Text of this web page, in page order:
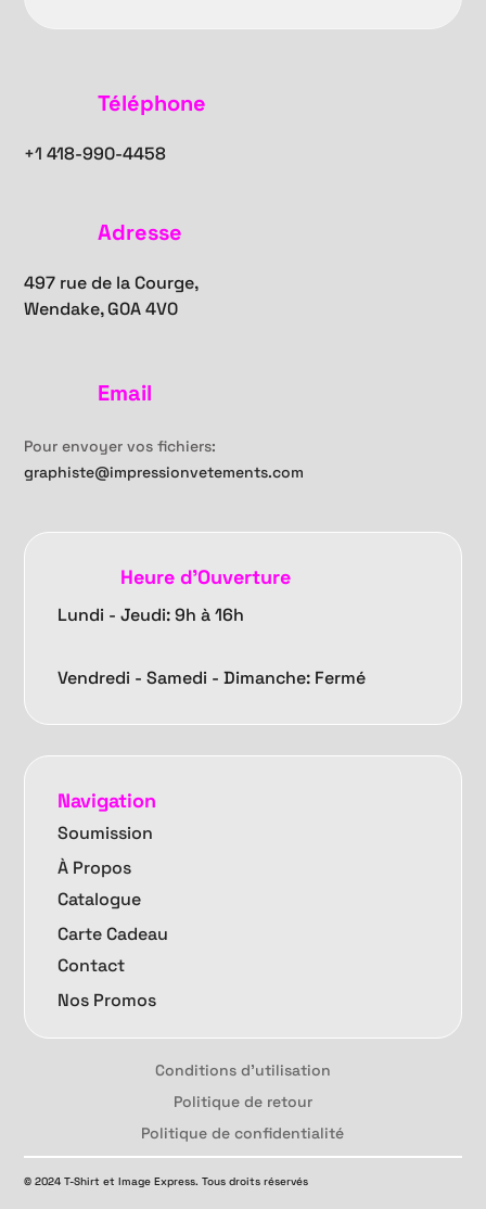
Téléphone
+1418-990-4458
Adresse
497 rue de la Courge,
Wendake, G0A 4V0
Email
Pour envoyer vos fichiers:
graphiste@impressionvetements.com
Heure d'Ouverture
Lundi - Jeudi: 9h à 16h
Vendredi -Samedi - Dimanche: Fermé
Navigation
Soumission
À Propos
Catalogue
Carte Cadeau
Contact
Nos Promos
Conditions d'utilisation
Politique de retour
Politique de confidentialité
© 2024 T-Shirt et Image Express. Tous droits réservés